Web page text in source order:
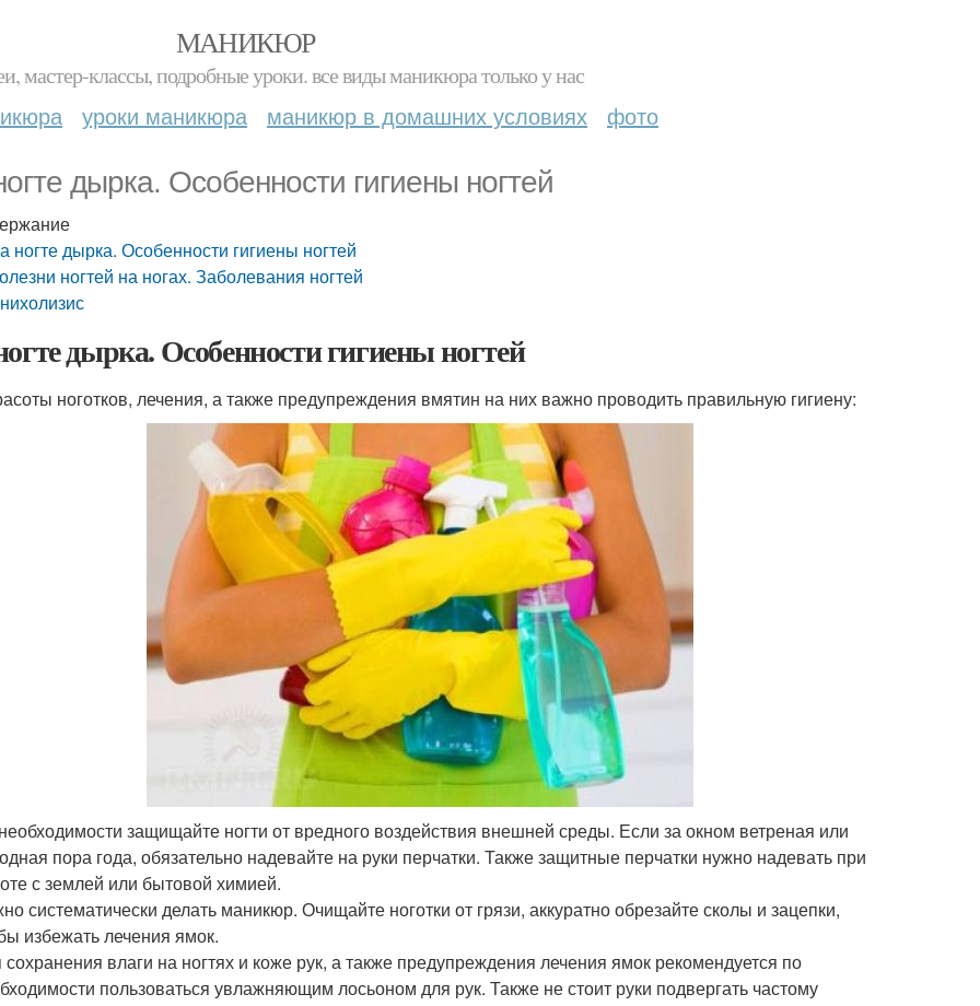
МАНИКЮР
мастер-классы, подробные уроки. все виды маникюра только у нас
уроки маникюра маникюр в домашних условиях фото
дырка. Особенности гигиены ногтей
ногте дырка. Особенности гигиены ногтей
ногтей на ногах. Заболевания ногтей
дырка. Особенности гигиены ногтей
ноготков, лечения, а также предупреждения вмятин на них важно проводить правильную гигиену:
защищайте ногти от вредного воздействия внешней среды. Если за окном ветреная или
пора года, обязательно надевайте на руки перчатки. Также защитные перчатки нужно надевать при
с землей или бытовой химией.
систематически делать маникюр. Очищайте ноготки от грязи, аккуратно обрезайте сколы и зацепки,
избежать лечения ямок.
влаги на ногтях и коже рук, а также предупреждения лечения ямок рекомендуется по
пользоваться увлажняющим лосьоном для рук. Также не стоит руки подвергать частому